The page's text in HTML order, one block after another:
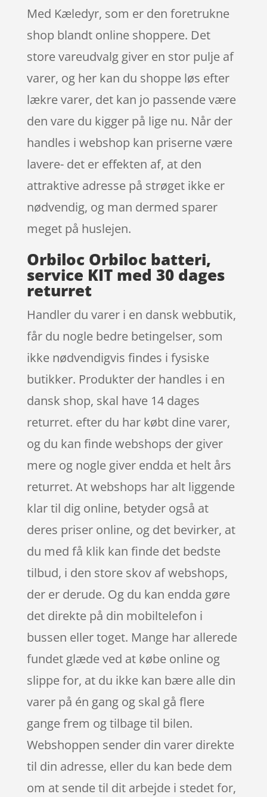
Med Kæledyr, som er den foretrukne
shop blandt online shoppere. Det
store vareudvalg giver en stor pulje af
varer, og her kan du shoppe løs efter
lækre varer, det kan jo passende være
den vare du kigger på lige nu. Når der
handles i webshop kan priserne være
lavere- det er effekten af, at den
attraktive adresse på strøget ikke er
nødvendig, og man dermed sparer
meget på huslejen.
Orbiloc Orbiloc batteri,
service KIT med 30 dages
returret
Handler du varer i en dansk webbutik,
får du nogle bedre betingelser, som
ikke nødvendigvis findes i fysiske
butikker. Produkter der handles i en
dansk shop, skal have 14 dages
returret. efter du har købt dine varer,
og du kan finde webshops der giver
mere og nogle giver endda et helt års
returret. At webshops har alt liggende
klar til dig online, betyder også at
deres priser online, og det bevirker, at
du med få klik kan finde det bedste
tilbud, i den store skov af webshops,
der er derude. Og du kan endda gøre
det direkte på din mobiltelefon i
bussen eller toget. Mange har allerede
fundet glæde ved at købe online og
slippe for, at du ikke kan bære alle din
varer på én gang og skal gå flere
gange frem og tilbage til bilen.
Webshoppen sender din varer direkte
til din adresse, eller du kan bede dem
om at sende til dit arbejde i stedet for,